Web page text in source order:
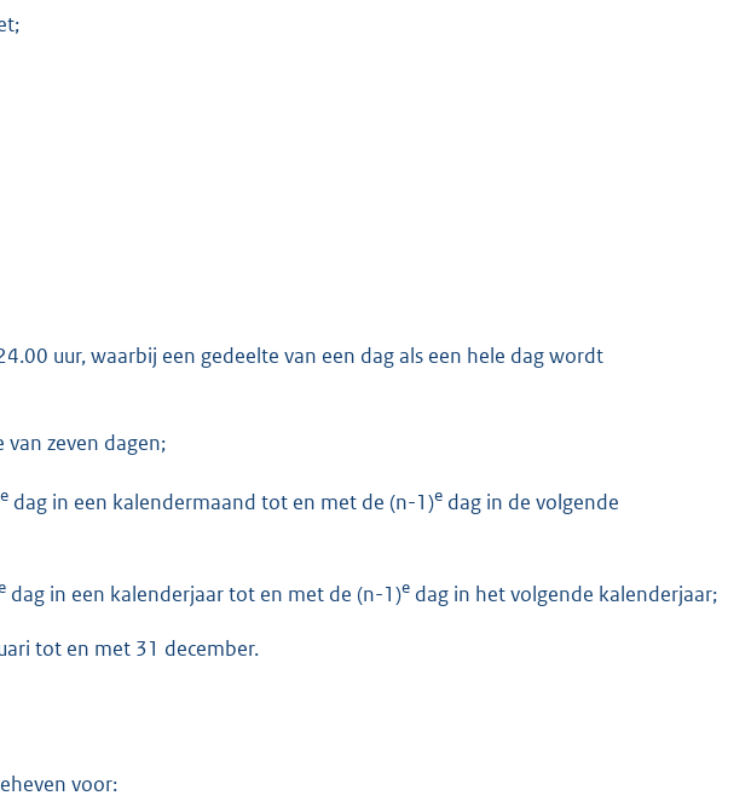
uur, waarbij een gedeelte van een dag als een hele dag wordt
zeven dagen;
e dag in een kalendermaand tot en met de (n-1)e dag in de volgende
dag in een kalenderjaar tot en met de (n-1)e dag in het volgende kalenderjaar;
tot en met 31 december.
voor: